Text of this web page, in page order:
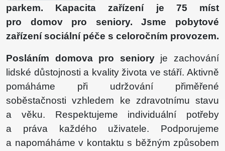
parkem. Kapacita zařízení je 75 míst
pro domov pro seniory. Jsme pobytové
zařízení sociální péče s celoročním provozem.
Posláním domova pro senioryje zachování
lidské důstojnosti a kvality života ve stáří. Aktivně
pomáháme při udržování přiměřené
soběstačnosti vzhledem ke zdravotnímu stavu
a věku. Respektujeme individuální potřeby
a práva každého uživatele. Podporujeme
a napomáháme v kontaktu s běžným způsobem